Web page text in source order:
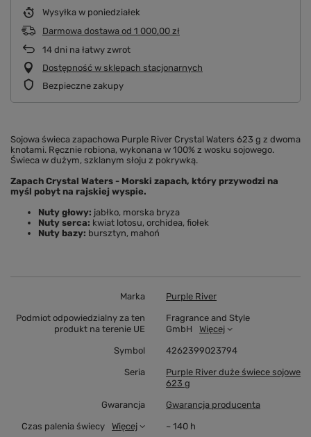
Wysyłka w poniedziałek
Darmowa dostawa od 1 000,00 zł
14 dni na łatwy zwrot
Dostępność w sklepach stacjonarnych
Bezpieczne zakupy
Sojowa świeca zapachowa Purple River Crystal Waters 623 g z dwoma
knotami. Ręcznie robiona, wykonana w 100% z wosku sojowego.
Świeca w dużym, szklanym słoju z pokrywką.
Zapach Crystal Waters - Morski zapach, który przywodzi na
myśl pobyt na rajskiej wyspie.
Nuty głowy: jabłko, morska bryza
Nuty serca: kwiat lotosu, orchidea, fiołek
Nuty bazy: bursztyn, mahoń
Marka Purple River
Podmiot odpowiedzialny za ten
produkt na terenie UE
Fragrance and Style
GmbH
Więcej
Symbol 4262399023794
Seria
Purple River duże świece sojowe
623 g
Gwarancja Gwarancja producenta
Czas palenia świecy Więcej ~ 140 h